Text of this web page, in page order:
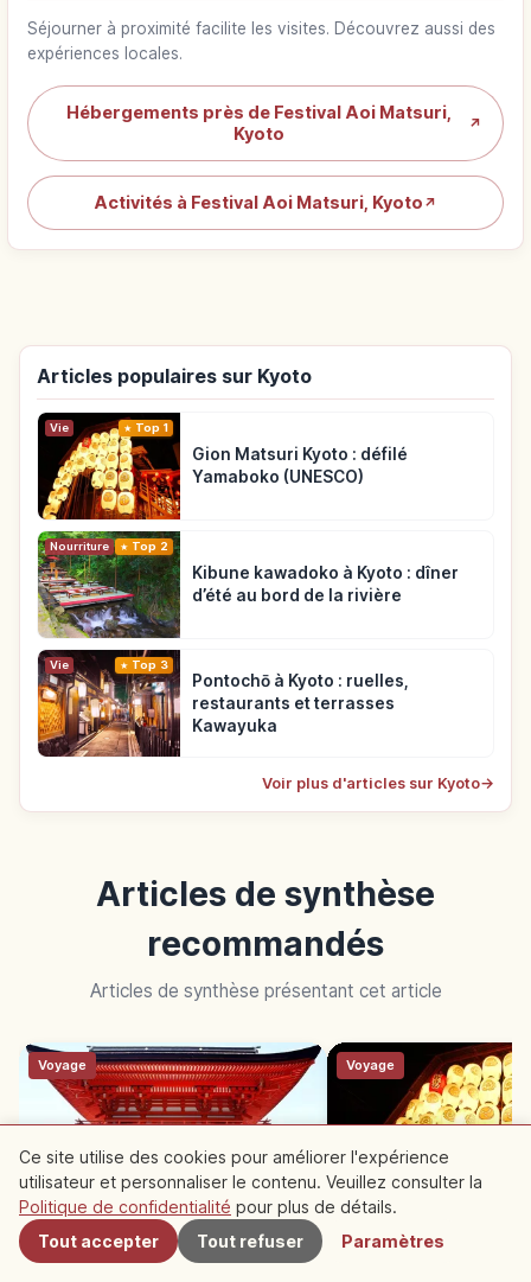
Séjourner à proximité facilite les visites. Découvrez aussi des
expériences locales.
Hébergements près de Festival Aoi Matsuri,
Kyoto
↗
Activités à Festival Aoi Matsuri, Kyoto ↗
Articles populaires sur Kyoto
Vie Top 1
Gion Matsuri Kyoto : défilé
Yamaboko (UNESCO)
Nourriture Top 2
Kibune kawadoko à Kyoto : dîner
d’été au bord de la rivière
Vie Top 3
Pontochō à Kyoto : ruelles,
restaurants et terrasses
Kawayuka
Voir plus d'articles sur Kyoto→
Articles de synthèse
recommandés
Articles de synthèse présentant cet article
Voyage
10 sites du patrimoine mondial
à Kyoto
Voyage
Fêtes de Kyoto : 10
À proximité
Ce site utilise des cookies pour améliorer l'expérience
utilisateur et personnaliser le contenu. Veuillez consulter la
Politique de confidentialité pour plus de détails.
Tout accepter
Tout refuser Paramètres